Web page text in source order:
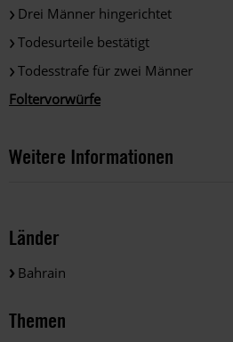
Drei Männer hingerichtet
Todesurteile bestätigt
Todesstrafe für zwei Männer
Foltervorwürfe
Weitere Informationen
Länder
Bahrain
Themen